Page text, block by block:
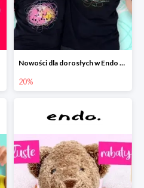
Nowości dla dorosłych w Endo -20%
20%